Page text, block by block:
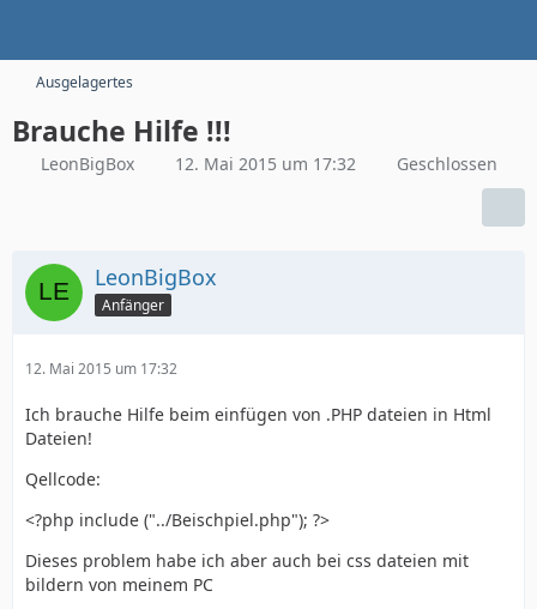
Ausgelagertes
Brauche Hilfe !!!
LeonBigBox 12. Mai 2015 um 17:32 Geschlossen
LeonBigBox
Anfänger
12. Mai 2015 um 17:32
Ich brauche Hilfe beim einfügen von .PHP dateien in Html
Dateien!
Qellcode:
<?php include ("../Beischpiel.php"); ?>
Dieses problem habe ich aber auch bei css dateien mit
bildern von meinem PC